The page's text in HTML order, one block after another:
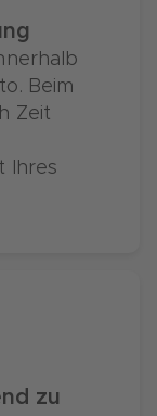
Beim
Zeit
Ihres
zu